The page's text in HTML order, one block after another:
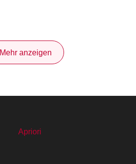
Mehr anzeigen